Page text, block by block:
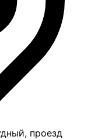
проезд